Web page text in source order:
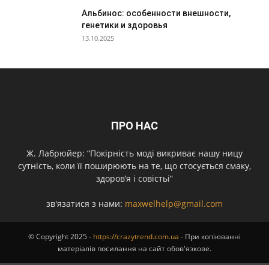
Альбинос: особенности внешности,
генетики и здоровья
13.10.2025
ПРО НАС
Ж. Лабрюйер: “Покірність моді викриває нашу ницу
сутність, коли її поширюють на те, що стосується смаку,
здоров’я і совістьі”
зв'язатися з нами: maxwelhelp@gmail.com
© Copyright 2025 - https://crazytrend.com.ua - При копіюванні
матеріалів посилання на сайт обов'язкове.